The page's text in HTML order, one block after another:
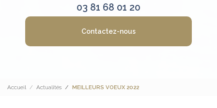
03 81 68 01 20
Contactez-nous
Accueil Actualités MEILLEURS VOEUX 2022